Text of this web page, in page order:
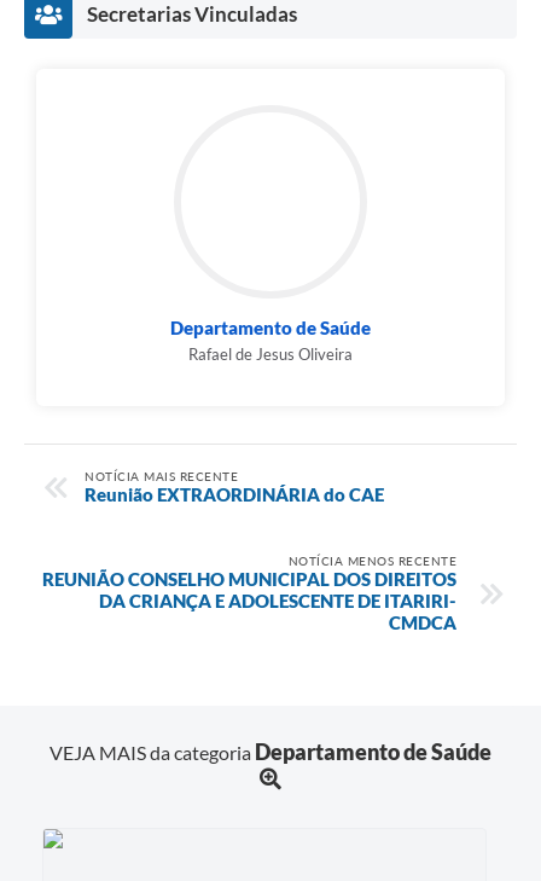
Secretarias Vinculadas
Departamento de Saúde
Rafael de Jesus Oliveira
NOTÍCIA MAIS RECENTE
Reunião EXTRAORDINÁRIA do CAE
NOTÍCIA MENOS RECENTE
REUNIÃO CONSELHO MUNICIPAL DOS DIREITOS
DA CRIANÇA E ADOLESCENTE DE ITARIRI-
CMDCA
VEJA MAIS da categoria Departamento de Saúde